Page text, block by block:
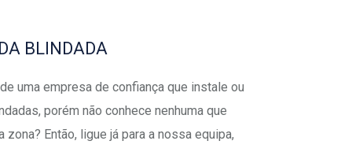
BLINDADA
uma empresa de confiança que instale ou
porém não conhece nenhuma que
Então, ligue já para a nossa equipa,